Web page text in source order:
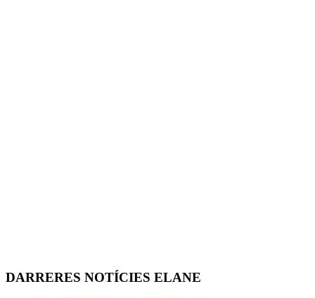
DARRERES NOTÍCIES ELANE